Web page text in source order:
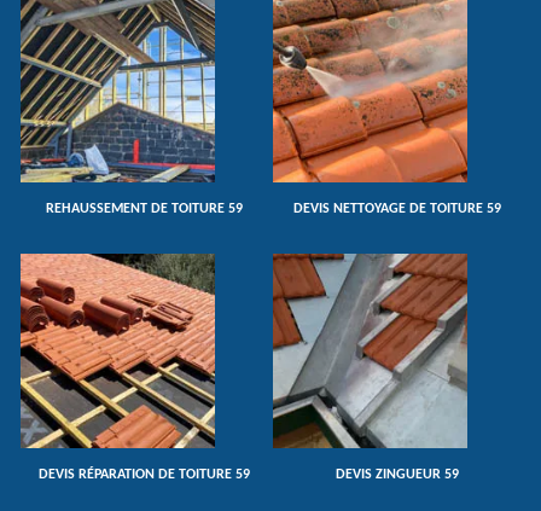
REHAUSSEMENT DE TOITURE 59 DEVIS NETTOYAGE DE TOITURE 59
DEVIS RÉPARATION DE TOITURE 59 DEVIS ZINGUEUR 59